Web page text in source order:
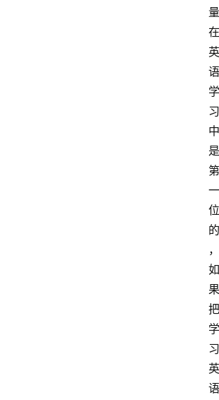
量
在
英
语
学
习
中
是
第
一
位
的
，
如
果
把
学
习
英
语